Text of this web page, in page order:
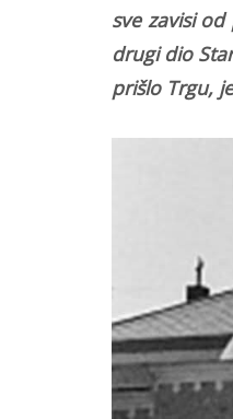
sve zavisi
drugi dio
prišlo Trgu,